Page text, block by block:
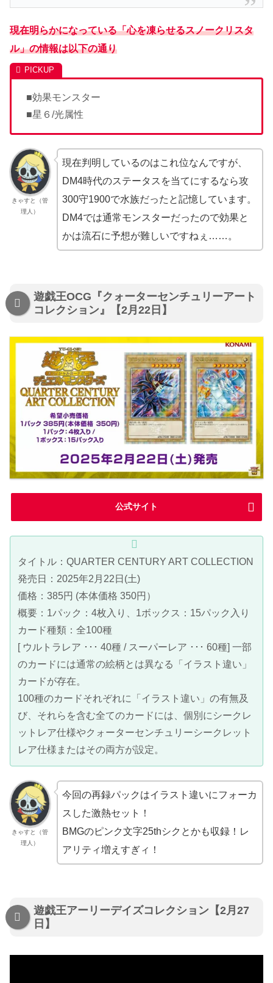
現在明らかになっている「心を凍らせるスノークリスタ
ル」の情報は以下の通り
■効果モンスター
■星６/光属性
きゃすと（管
理人）
現在判明しているのはこれ位なんですが、
DM4時代のステータスを当てにするなら攻
300守1900で水族だったと記憶しています。
DM4では通常モンスターだったので効果と
かは流石に予想が難しいですねぇ……。
遊戯王OCG『クォーターセンチュリーアート
コレクション』【2月22日】
公式サイト
タイトル：QUARTER CENTURY ART COLLECTION
発売日：2025年2月22日(土)
価格：385円 (本体価格 350円）
概要：1パック：4枚入り、1ボックス：15パック入り
カード種類：全100種
[ ウルトラレア ･･･ 40種 / スーパーレア ･･･ 60種] 一部
のカードには通常の絵柄とは異なる「イラスト違い」
カードが存在。
100種のカードそれぞれに「イラスト違い」の有無及
び、それらを含む全てのカードには、個別にシークレ
ットレア仕様やクォーターセンチュリーシークレット
レア仕様またはその両方が設定。
きゃすと（管
理人）
今回の再録パックはイラスト違いにフォーカ
スした激熱セット！
BMGのピンク文字25thシクとかも収録！レ
アリティ増えすぎィ！
遊戯王アーリーデイズコレクション【2月27
日】